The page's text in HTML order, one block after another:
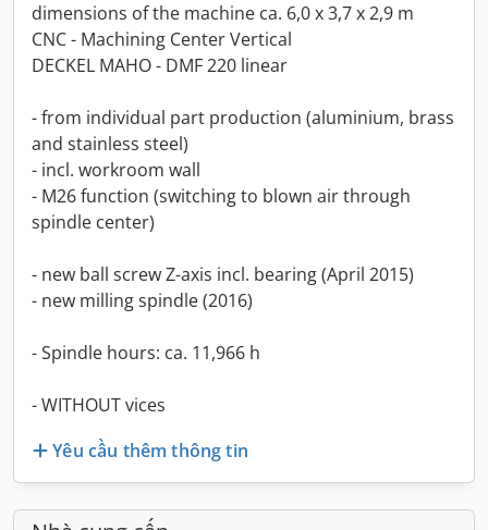
dimensions of the machine ca. 6,0 x 3,7 x 2,9 m
CNC - Machining Center Vertical
DECKEL MAHO - DMF 220 linear
- from individual part production (aluminium, brass
and stainless steel)
- incl. workroom wall
- M26 function (switching to blown air through
spindle center)
- new ball screw Z-axis incl. bearing (April 2015)
- new milling spindle (2016)
- Spindle hours: ca. 11,966 h
- WITHOUT vices
Yêu cầu thêm thông tin